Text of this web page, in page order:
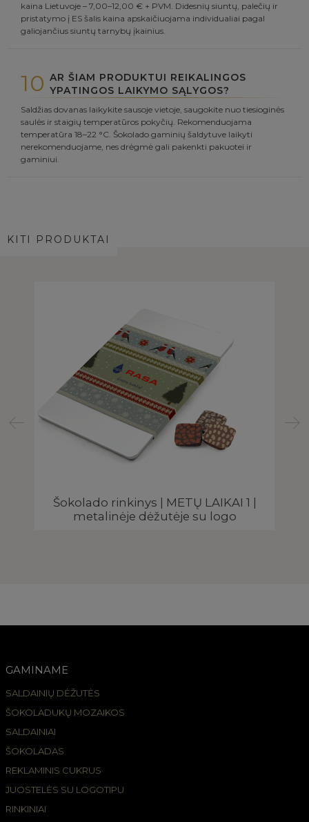
kaina Lietuvoje – 7,00–12,00 € + PVM. Didesnių siuntų, palečių ir
pristatymo į ES šalis kaina apskaičiuojama individualiai pagal
galiojančius siuntų tarnybų įkainius.
10 AR ŠIAM PRODUKTUI REIKALINGOS
YPATINGOS LAIKYMO SĄLYGOS?
Saldžias dovanas laikykite sausoje vietoje, saugokite nuo tiesioginės
saulės ir staigių temperatūros pokyčių. Rekomenduojama
temperatūra 18–22 °C. Šokolado gaminių šaldytuve laikyti
nerekomenduojame, nes drėgmė gali pakenkti pakuotei ir
gaminiui.
KITI PRODUKTAI
Šokolado rinkinys | METŲ LAIKAI 1 |
metalinėje dėžutėje su logo
GAMINAME
SALDAINIŲ DĖŽUTĖS
ŠOKOLADUKŲ MOZAIKOS
SALDAINIAI
ŠOKOLADAS
REKLAMINIS CUKRUS
JUOSTELĖS SU LOGOTIPU
RINKINIAI